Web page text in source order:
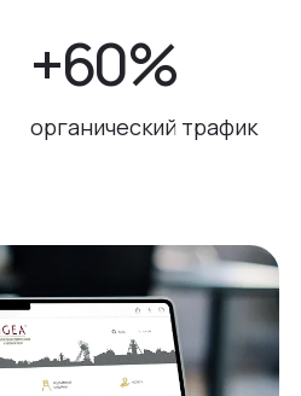
+60%
органический трафик